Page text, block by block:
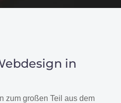
in
zum großen Teil aus dem